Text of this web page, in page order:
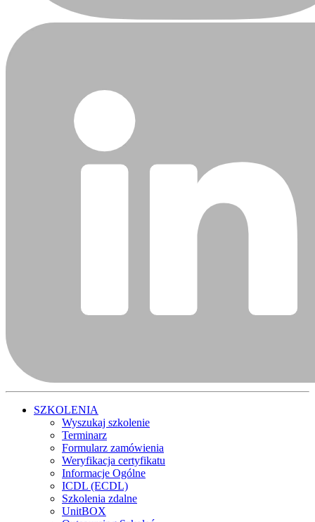
SZKOLENIA
Wyszukaj szkolenie
Terminarz
Formularz zamówienia
Weryfikacja certyfikatu
Informacje Ogólne
ICDL (ECDL)
Szkolenia zdalne
UnitBOX